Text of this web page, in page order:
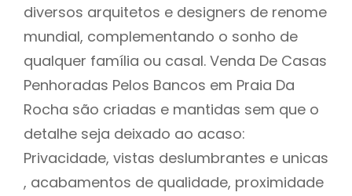
diversos arquitetos e designers de renome
mundial, complementando o sonho de
qualquer família ou casal. Venda De Casas
Penhoradas Pelos Bancos em Praia Da
Rocha são criadas e mantidas sem que o
detalhe seja deixado ao acaso:
Privacidade, vistas deslumbrantes e unicas
, acabamentos de qualidade, proximidade